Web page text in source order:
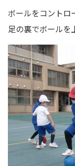
ボールをコントロ
足の裏でボールを